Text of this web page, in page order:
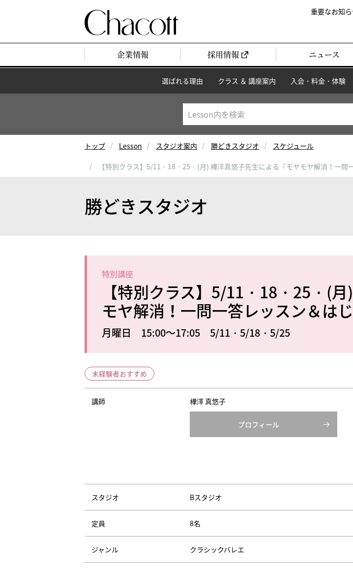
重要なお知
企業情報 採用情報 ニュース
選ばれる理由 クラス ＆ 講座案内 入会・料金・体験
トップ Lesson スタジオ案内 勝どきスタジオ スケジュール
【特別クラス】5/11・18・25・(月) 樺澤真悠子先生による『モヤモヤ解消！一問
勝どきスタジオ
特別講座
【特別クラス】5/11・18・25・(
モヤ解消！一問一答レッスン＆は
月曜日 15:00～17:05 5/11・5/18・5/25
未経験者おすすめ
講師 樺澤 真悠子
プロフィール
スタジオ Bスタジオ
定員 8名
ジャンル クラシックバレエ